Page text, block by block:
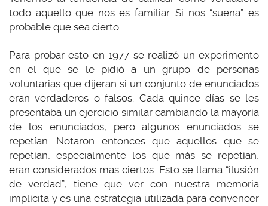
todo aquello que nos es familiar. Si nos “suena” es
probable que sea cierto.
Para probar esto en 1977 se realizó un experimento
en el que se le pidió a un grupo de personas
voluntarias que dijeran si un conjunto de enunciados
eran verdaderos o falsos. Cada quince días se les
presentaba un ejercicio similar cambiando la mayoría
de los enunciados, pero algunos enunciados se
repetían. Notaron entonces que aquellos que se
repetían, especialmente los que más se repetían,
eran considerados mas ciertos. Esto se llama “ilusión
de verdad”, tiene que ver con nuestra memoria
implícita y es una estrategia utilizada para convencer